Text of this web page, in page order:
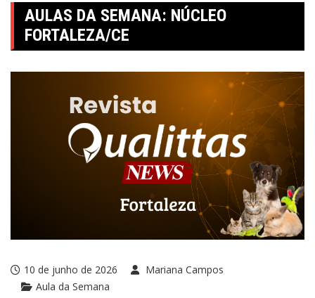
AULAS DA SEMANA: NÚCLEO
FORTALEZA/CE
10 de junho de 2026
Mariana Campos
Aula da Semana